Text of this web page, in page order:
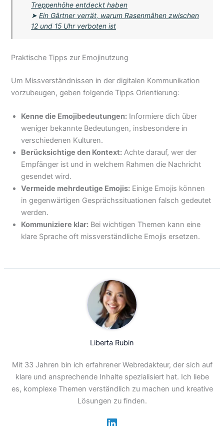
Treppenhöhe entdeckt haben
➤Ein Gärtner verrät, warum Rasenmähen zwischen
12 und 15 Uhr verboten ist
Praktische Tipps zur Emojinutzung
Um Missverständnissen in der digitalen Kommunikation
vorzubeugen, geben folgende Tipps Orientierung:
Kenne die Emojibedeutungen: Informiere dich über
weniger bekannte Bedeutungen, insbesondere in
verschiedenen Kulturen.
Berücksichtige den Kontext: Achte darauf, wer der
Empfänger ist und in welchem Rahmen die Nachricht
gesendet wird.
Vermeide mehrdeutige Emojis: Einige Emojis können
in gegenwärtigen Gesprächssituationen falsch gedeutet
werden.
Kommuniziere klar: Bei wichtigen Themen kann eine
klare Sprache oft missverständliche Emojis ersetzen.
Liberta Rubin
Mit 33 Jahren bin ich erfahrener Webredakteur, der sich auf
klare und ansprechende Inhalte spezialisiert hat. Ich liebe
es, komplexe Themen verständlich zu machen und kreative
Lösungen zu finden.